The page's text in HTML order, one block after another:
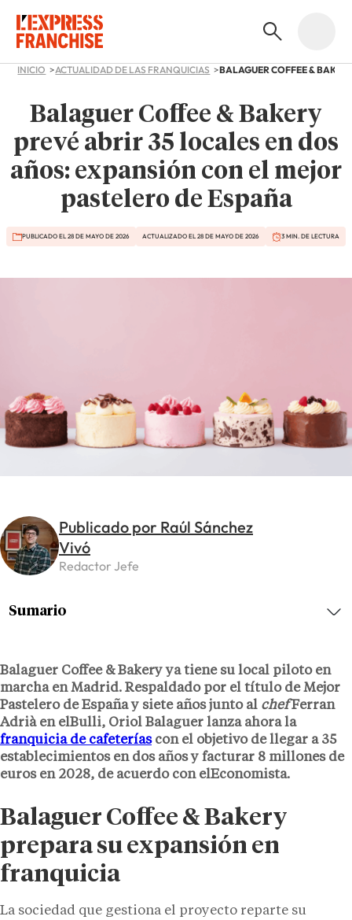
INICIO ACTUALIDAD DE LAS FRANQUICIAS
Balaguer Coffee & Bakery
prevé abrir 35 locales en dos
años: expansión con el mejor
pastelero de España
PUBLICADO EL 28 DE MAYO DE 2026 ACTUALIZADO EL 28 DE MAYO DE 2026 3 MIN. DE LECTURA
Publicado por Raúl Sánchez
Vivó
Redactor Jefe
Balaguer Coffee & Bakery ya tiene su local piloto en
marcha en Madrid. Respaldado por el título de Mejor
Pastelero de España y siete años junto al chefFerran
Adrià en elBulli, Oriol Balaguer lanza ahora la
franquicia de cafeteríascon el objetivo de llegar a 35
establecimientos en dos años y facturar 8 millones de
euros en 2028, de acuerdo con elEconomista.
Balaguer Coffee & Bakery
prepara su expansión en
franquicia
La sociedad que gestiona el proyecto reparte su
Sumario